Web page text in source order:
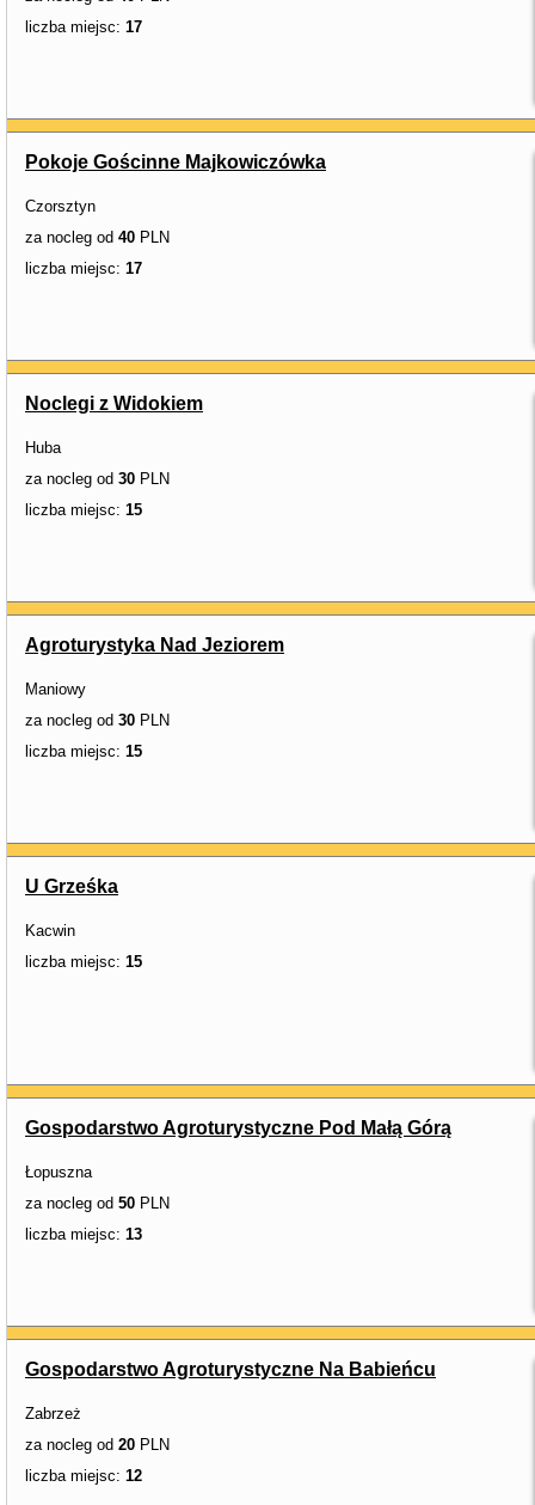
liczba miejsc: 17
Pokoje Gościnne Majkowiczówka
Czorsztyn
za nocleg od 40 PLN
liczba miejsc: 17
Noclegi z Widokiem
Huba
za nocleg od 30 PLN
liczba miejsc: 15
Agroturystyka Nad Jeziorem
Maniowy
za nocleg od 30 PLN
liczba miejsc: 15
U Grześka
Kacwin
liczba miejsc: 15
Gospodarstwo Agroturystyczne Pod Małą Górą
Łopuszna
za nocleg od 50 PLN
liczba miejsc: 13
Gospodarstwo Agroturystyczne Na Babieńcu
Zabrzeż
za nocleg od 20 PLN
liczba miejsc: 12